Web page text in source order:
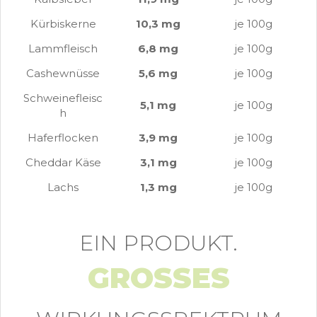
Kürbiskerne
10,3 mg
je 100g
Lammfleisch
6,8 mg
je 100g
Cashewnüsse
5,6 mg
je 100g
Schweinefleisc
h
5,1 mg je 100g
Haferflocken 3,9 mg
je 100g
Cheddar Käse
3,1 mg
je 100g
Lachs
1,3 mg je 100g
EIN PRODUKT.
GROSSES